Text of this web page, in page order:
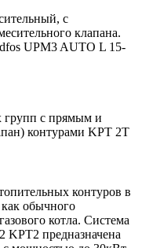
с
клапана.
UPM3 AUTO L 15-
групп с прямым и
контурами KPT 2T
контуров в
обычного
котла. Система
KPT2 предназначена